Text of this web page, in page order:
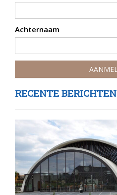
Achternaam
RECENTE BERICHTEN